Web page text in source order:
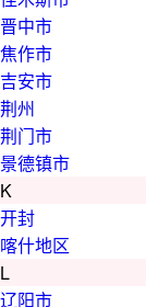
晋中市
焦作市
吉安市
荆州
荆门市
景德镇市
K
开封
喀什地区
L
辽阳市